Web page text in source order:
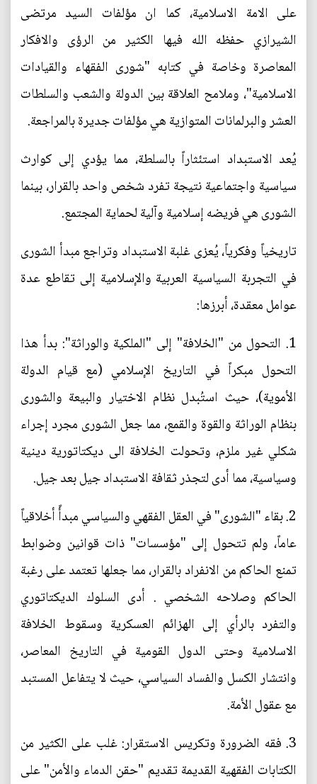
على الامة الاسلامية، كما ان مؤلفات السيد مرتضى
الشيرازي حفظه الله فيها الكثير من الرؤى والافكار
المعاصرة وخاصة في كتابه "شورى الفقهاء والقيادات
الاسلامية"، وملامح العلاقة بين الدولة والشعب والسلطات
العشر والبرلمانات المتوازية هي مؤلفات جديرة بالمراجعة.
يُعد الاستبداد استئثاراً بالسلطة، مما يؤدي إلى كوارث
سياسية واجتماعية نتيجة تفرد شخص واحد بالقرار، بينما
الشورى هي فريضه إسلامية وآلية لحماية المجتمع.
تاريخياً وفكرياً، يُعزى غلبة الاستبداد وتراجع مبدأ الشورى
في التجربة السياسية العربية والإسلامية إلى تقاطع عدة
عوامل معقدة، أبرزها:
1. التحول من "الخلافة" إلى "الملكية والوراثة": بدأ هذا
التحول مبكراً في التاريخ الإسلامي (مع قيام الدولة
الأموية)، حيث استُبدل نظام الاختيار والبيعة والشورى
بنظام الوراثة والقوة والقمع، مما جعل الشورى مجرد إجراء
شكلي غير ملزم، وتحولت الخلافة الى ديكتاتورية دينية
وسياسية، مما أدى لتجذر ثقافة الاستبداد جيل بعد جيل.
2. بقاء "الشورى" في العقل الفقهي والسياسي مبدأً أخلاقياً
عاماً، ولم تتحول إلى "مؤسسات" ذات قوانين وضوابط
تمنع الحاكم من الانفراد بالقرار، مما جعلها تعتمد على رغبة
الحاكم وصلاحه الشخصي . أدى السلوك الديكتاتوري
والتفرد بالرأي إلى الهزائم العسكرية وسقوط الخلافة
الاسلامية وحتى الدول القومية في التاريخ المعاصر،
وانتشار الكسل والفساد السياسي، حيث لا يتفاعل المستبد
مع عقول الأمة.
3. فقه الضرورة وتكريس الاستقرار: غلب على الكثير من
الكتابات الفقهية القديمة تقديم "حقن الدماء والأمن" على